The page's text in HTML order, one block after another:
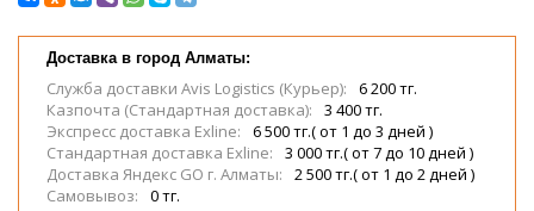
Доставка в город Алматы:
Служба доставки Avis Logistics (Курьер):
6 200 тг.
Казпочта (Стандартная доставка):
3 400 тг.
Экспресс доставка Exline:
6 500 тг.( от 1 до 3 дней )
Стандартная доставка Exline:
3 000 тг.( от 7 до 10 дней )
Доставка Яндекс GO г. Алматы:
2 500 тг.( от 1 до 2 дней )
Самовывоз:
0 тг.